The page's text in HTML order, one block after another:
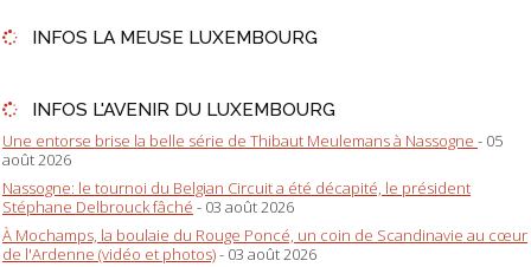
INFOS LA MEUSE LUXEMBOURG
INFOS L'AVENIR DU LUXEMBOURG
Une entorse brise la belle série de Thibaut Meulemans à Nassogne - 05
août 2026
Nassogne: le tournoi du Belgian Circuit a été décapité, le président
Stéphane Delbrouck fâché - 03 août 2026
À Mochamps, la boulaie du Rouge Poncé, un coin de Scandinavie au cœur
de l'Ardenne (vidéo et photos)- 03 août 2026